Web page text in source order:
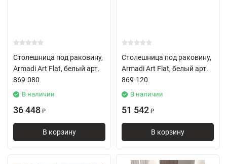
Столешница под раковину,
Armadi Art Flat, белый арт.
869-080
В наличии
36 448 ₽
В корзину
Столешница под раковину,
Armadi Art Flat, белый арт.
869-120
В наличии
51 542 ₽
В корзину